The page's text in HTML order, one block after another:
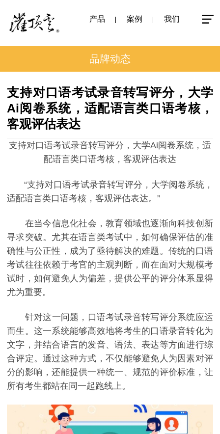
产品 案例 我们
品牌动态
支持对口语考试录音转写评分，大学
Ai阅卷系统，适配语言类口语考核，
客观评估表达
支持对口语考试录音转写评分，大学Ai阅卷系统，适
配语言类口语考核，客观评估表达
“支持对口语考试录音转写评分，大学阅卷系统，
适配语言类口语考核，客观评估表达。”
在当今信息化社会，教育领域也逐渐向科技创新
寻求突破。尤其在语言类考试中，如何确保评估的准
确性与公正性，成为了亟待解决的难题。传统的口语
考试往往依赖于考官的主观判断，而在面对大规模考
试时，如何避免人为偏差，提供公平的评分体系显得
尤为重要。
针对这一问题，口语考试录音转写评分系统应运
而生。这一系统能够高效地将考生的口语录音转化为
文字，并结合语言的发音、语法、表达等方面进行综
合评定。通过这种方式，不仅能够避免人为因素对评
分的影响，还能提供一种统一、规范的评价标准，让
所有考生都站在同一起跑线上。